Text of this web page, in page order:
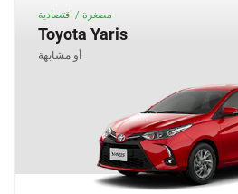
مصغرة / اقتصادية
Toyota Yaris
أو مشابهة